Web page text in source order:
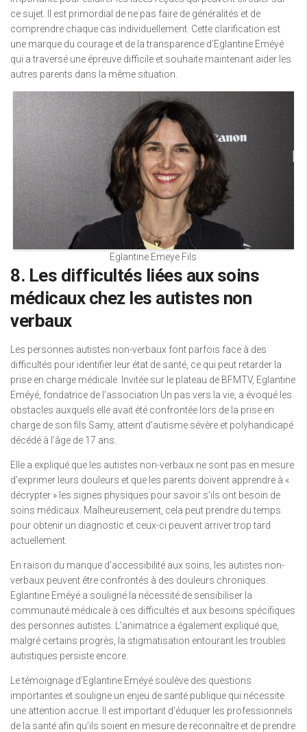
ce sujet. Il est primordial de ne pas faire de généralités et de
comprendre chaque cas individuellement. Cette clarification est
une marque du courage et de la transparence d’Eglantine Eméyé
qui a traversé une épreuve difficile et souhaite maintenant aider les
autres parents dans la même situation.
Eglantine Emeye Fils
8. Les difficultés liées aux soins
médicaux chez les autistes non
verbaux
Les personnes autistes non-verbaux font parfois face à des
difficultés pour identifier leur état de santé, ce qui peut retarder la
prise en charge médicale. Invitée sur le plateau de BFMTV, Eglantine
Eméyé, fondatrice de l’association Un pas vers la vie, a évoqué les
obstacles auxquels elle avait été confrontée lors de la prise en
charge de son fils Samy, atteint d’autisme sévère et polyhandicapé
décédé à l’âge de 17 ans.
Elle a expliqué que les autistes non-verbaux ne sont pas en mesure
d’exprimer leurs douleurs et que les parents doivent apprendre à «
décrypter » les signes physiques pour savoir s’ils ont besoin de
soins médicaux. Malheureusement, cela peut prendre du temps
pour obtenir un diagnostic et ceux-ci peuvent arriver trop tard
actuellement.
En raison du manque d’accessibilité aux soins, les autistes non-
verbaux peuvent être confrontés à des douleurs chroniques.
Eglantine Eméyé a souligné la nécessité de sensibiliser la
communauté médicale à ces difficultés et aux besoins spécifiques
des personnes autistes. L’animatrice a également expliqué que,
malgré certains progrès, la stigmatisation entourant les troubles
autistiques persiste encore.
Le témoignage d’Eglantine Eméyé soulève des questions
importantes et souligne un enjeu de santé publique qui nécessite
une attention accrue. Il est important d’éduquer les professionnels
de la santé afin qu’ils soient en mesure de reconnaître et de prendre